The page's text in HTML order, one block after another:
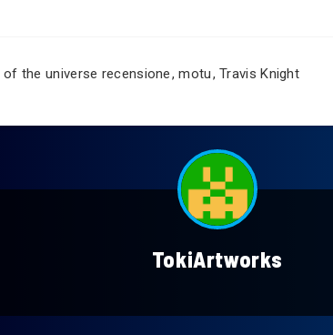
the universe recensione,motu,Travis Knight
TokiArtworks